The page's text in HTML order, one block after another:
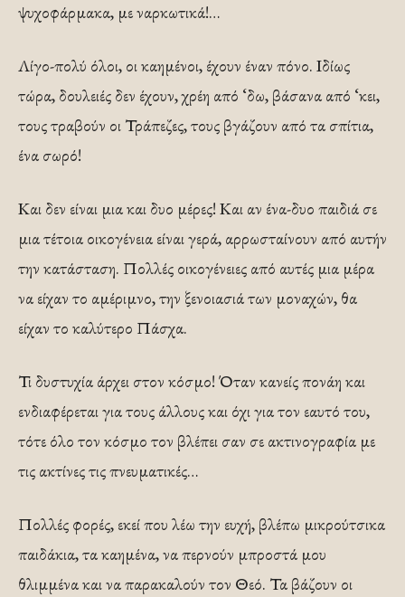
ψυχοφάρμακα, με ναρκωτικά!…
Λίγο-πολύ όλοι, οι καημένοι, έχουν έναν πόνο. Ιδίως
τώρα, δουλειές δεν έχουν, χρέη από ‘δω, βάσανα από ‘κει,
τους τραβούν οι Τράπεζες, τους βγάζουν από τα σπίτια,
ένα σωρό!
Και δεν είναι μια και δυο μέρες! Και αν ένα-δυο παιδιά σε
μια τέτοια οικογένεια είναι γερά, αρρωσταίνουν από αυτήν
την κατάσταση. Πολλές οικογένειες από αυτές μια μέρα
να είχαν το αμέριμνο, την ξενοιασιά των μοναχών, θα
είχαν το καλύτερο Πάσχα.
Τι δυστυχία άρχει στον κόσμο! Όταν κανείς πονάη και
ενδιαφέρεται για τους άλλους και όχι για τον εαυτό του,
τότε όλο τον κόσμο τον βλέπει σαν σε ακτινογραφία με
τις ακτίνες τις πνευματικές…
Πολλές φορές, εκεί που λέω την ευχή, βλέπω μικρούτσικα
παιδάκια, τα καημένα, να περνούν μπροστά μου
θλιμμένα και να παρακαλούν τον Θεό. Τα βάζουν οι